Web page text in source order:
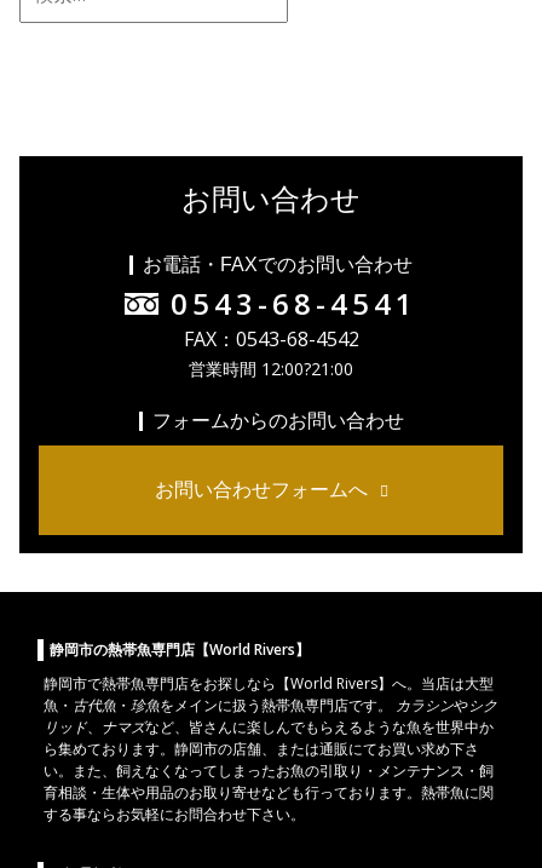
お問い合わせ
お電話・FAXでのお問い合わせ
0543-68-4541
FAX：0543-68-4542
営業時間 12:00?21:00
フォームからのお問い合わせ
お問い合わせフォームへ
静岡市の熱帯魚専門店【World Rivers】
静岡市で熱帯魚専門店をお探しなら【World Rivers】へ。当店は大型
魚 ・ 古代魚 ・ 珍魚をメインに扱う熱帯魚専門店です。 カラシンやシク
リッド、 ナマズなど、皆さんに楽しんでもらえるような魚を世界中か
ら集めております。静岡市の店舗、または通販にてお買い求め下さ
い。また、飼えなくなってしまったお魚の引取り・メンテナンス・飼
育相談・生体や用品のお取り寄せなども行っております。熱帯魚に関
する事ならお気軽にお問合わせ下さい。